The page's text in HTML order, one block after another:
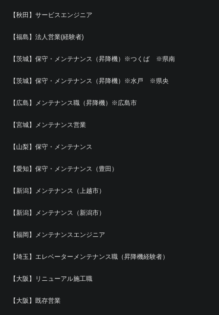
【秋田】サービスエンジニア
【福島】法人営業(経験者)
【茨城】保守・メンテナンス（昇降機）※つくば ※県南
【茨城】保守・メンテナンス（昇降機）※水戸 ※県央
【広島】メンテナンス職（昇降機）※広島市
【宮城】メンテナンス営業
【山梨】保守・メンテナンス
【愛知】保守・メンテナンス（豊田）
【新潟】メンテナンス（上越市）
【新潟】メンテナンス（新潟市）
【福岡】メンテナンスエンジニア
【埼玉】エレベーターメンテナンス職（昇降機経験者）
【大阪】リニューアル施工職
【大阪】既存営業